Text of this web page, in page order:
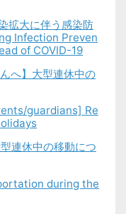
拡大に伴う感染防
Infection Preven
of COVID-19
へ】大型連休中の
guardians] Re
連休中の移動につ
during the